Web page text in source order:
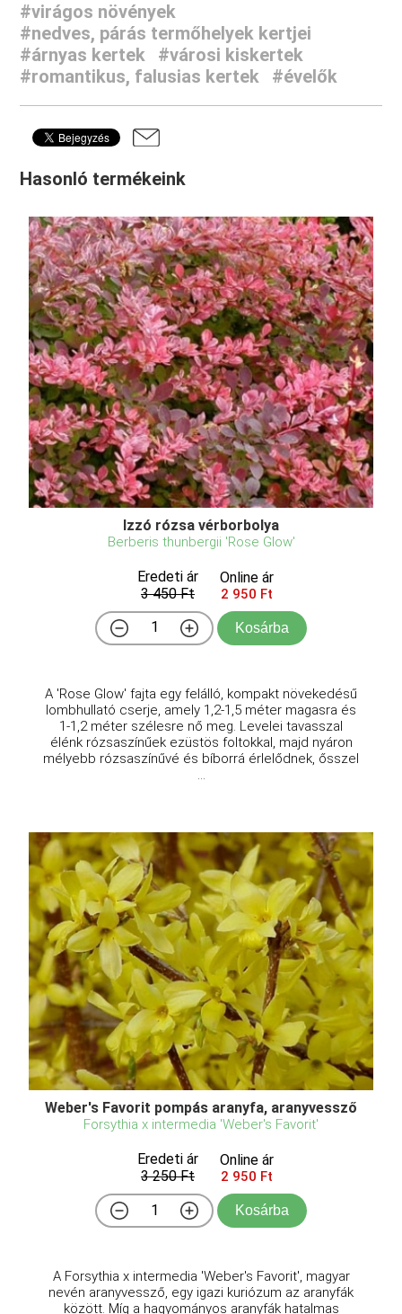
#virágos növények
#nedves, párás termőhelyek kertjei
#árnyas kertek
#városi kiskertek
#romantikus, falusias kertek
#évelők
Hasonló termékeink
Izzó rózsa vérborbolya
Berberis thunbergii 'Rose Glow'
Eredeti ár
3 450 Ft
Online ár
2 950 Ft
Kosárba
A 'Rose Glow' fajta egy felálló, kompakt növekedésű
lombhullató cserje, amely 1,2-1,5 méter magasra és
1-1,2 méter szélesre nő meg. Levelei tavasszal
élénk rózsaszínűek ezüstös foltokkal, majd nyáron
mélyebb rózsaszínűvé és bíborrá érlelődnek, ősszel
...
Weber's Favorit pompás aranyfa, aranyvessző
Forsythia x intermedia 'Weber's Favorit'
Eredeti ár
3 250 Ft
Online ár
2 950 Ft
Kosárba
A Forsythia x intermedia 'Weber's Favorit', magyar
nevén aranyvessző, egy igazi kuriózum az aranyfák
között. Míg a hagyományos aranyfák hatalmas